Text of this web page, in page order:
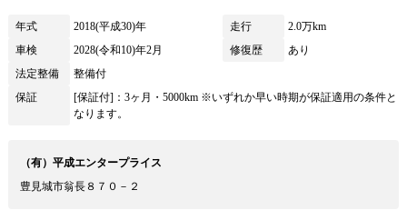
年式 2018(平成30)年 走行
2.0万km
車検
2028(令和10)年2月 修復歴
あり
法定整備
整備付
保証
[保証付]：3ヶ月・5000km ※いずれか早い時期が保証適用の条件と
なります。
（有）平成エンタープライス
豊見城市翁長８７０－２